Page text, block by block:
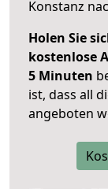
Konstanz
Holen Sie
kostenlose
5 Minuten
ist, dass all
angeboten